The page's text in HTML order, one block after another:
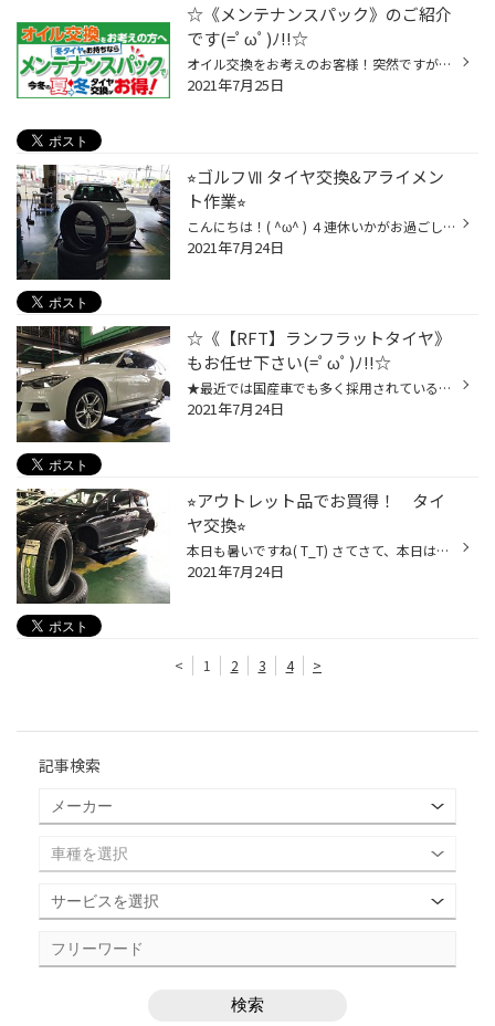
☆《メンテナンスパック》のご紹介
です(=ﾟωﾟ)ﾉ!!☆
オイル交換をお考えのお客様！突然ですが、スタッドレスタイヤはお持ちですか？当店ではお持ちの方に是非オススメしたい、便利でお得なメンテナンスパックをご用意しております。こちらはおクルマのメンテナンス作業をひとまとめにしたパックで、●オイルプラン●脱着プラン●オイル+脱着プランの3種類...
2021年7月25日
⭐︎ゴルフⅦ タイヤ交換&アライメン
ト作業⭐︎
こんにちは！( ^ω^ ) ４連休いかがお過ごしですか？ フォルクスワーゲン ゴルフⅦ のタイヤ交換させて頂いたので ご紹介します。ヽ(´▽｀)/ 今回装着させて頂いたのは、ブリヂストン ポテンザS007Aで サイズは225/40R18です。今まで装着させて頂いてたのも同じタイヤで 今回も同じタイヤという事でリ...
2021年7月24日
☆《【RFT】ランフラットタイヤ》
もお任せ下さい(=ﾟωﾟ)ﾉ!!☆
★最近では国産車でも多く採用されている《【RFT】ランフラットタイヤ》 「空気圧がゼロになっても、所定のスピードで一定距離を走行できるタイヤ」 ですが、当店でもバッチリお取り扱いいたしております('◇')ゞ☆彡☆彡☆彡 ※本日作業を行わせていただきましたお車「BMW：3シリーズ」ですが、 純正装着...
2021年7月24日
⭐︎アウトレット品でお買得！ タイ
ヤ交換⭐︎
本日も暑いですね( T_T) さてさて、本日はオッデセイのお客様が アウトレット品をご購入頂きましてお得に タイヤ交換させて頂きました！！ タイヤは、ブリヂストンのエコピアNH100RV 215/60R16です。 現行商品ですが、製造年数が2017年ですのでアウトレット価格にて 販売させて頂きました。 交換時...
2021年7月24日
< 1 2 3 4 >
記事検索